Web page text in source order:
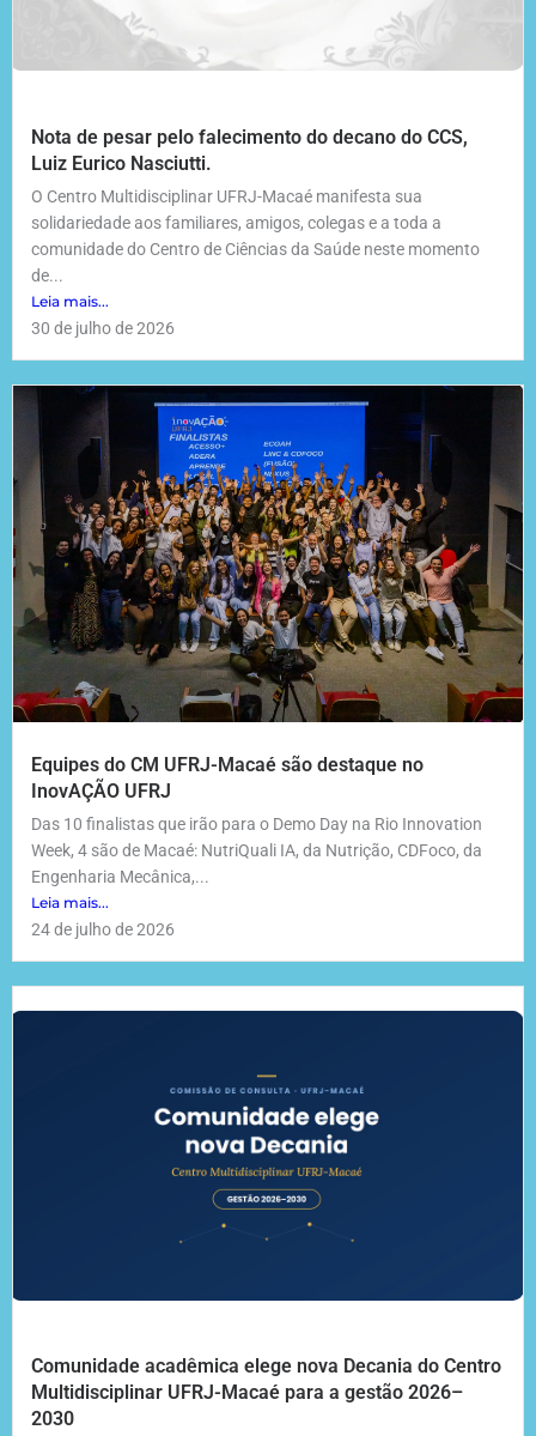
Nota de pesar pelo falecimento do decano do CCS,
Luiz Eurico Nasciutti.
O Centro Multidisciplinar UFRJ-Macaé manifesta sua
solidariedade aos familiares, amigos, colegas e a toda a
comunidade do Centro de Ciências da Saúde neste momento
de...
Leia mais...
30 de julho de 2026
Equipes do CM UFRJ-Macaé são destaque no
InovAÇÃO UFRJ
Das 10 finalistas que irão para o Demo Day na Rio Innovation
Week, 4 são de Macaé: NutriQuali IA, da Nutrição, CDFoco, da
Engenharia Mecânica,...
Leia mais...
24 de julho de 2026
Comunidade acadêmica elege nova Decania do Centro
Multidisciplinar UFRJ-Macaé para a gestão 2026–
2030